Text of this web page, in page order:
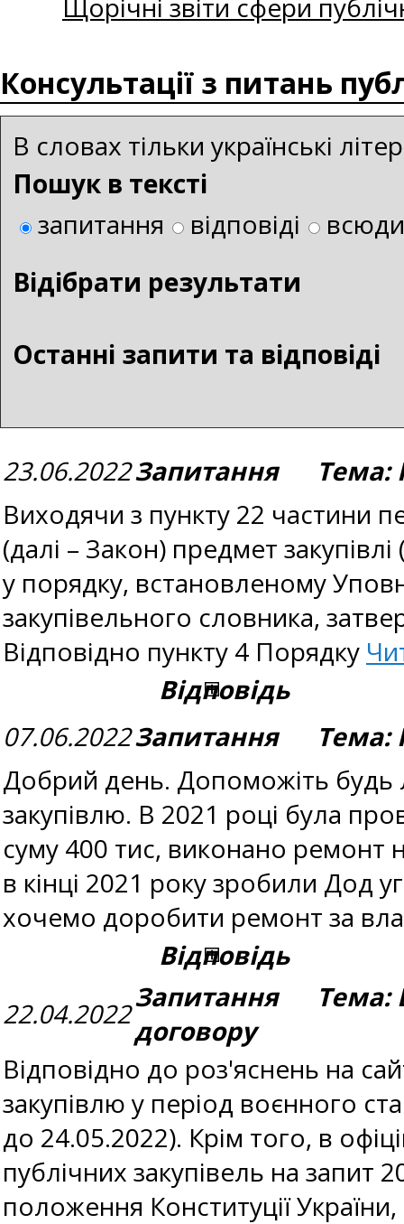
Щорічні звіти сфери
Консультації з питань
В словах тільки українські
Пошук в тексті
запитання
відповіді
всюди
Bідібрати результати
Останні запити та відповіді
23.06.2022Запитання Тема:
Виходячи з пункту 22 частини
(далі – Закон) предмет
у порядку, встановленому
закупівельного словника,
Відповідно пункту 4 Порядку
Відповідь
07.06.2022Запитання Тема:
Добрий день. Допоможіть будь
закупівлю. В 2021 році була
суму 400 тис, виконано ремонт
в кінці 2021 року зробили Дод
хочемо доробити ремонт за
Відповідь
22.04.2022Запитання Тема:
договору
Відповідно до роз'яснень на
закупівлю у період воєнного
до 24.05.2022). Крім того, в
публічних закупівель на запит
положення Конституції